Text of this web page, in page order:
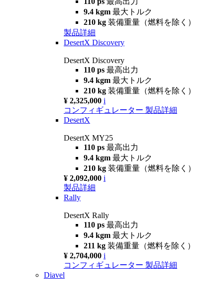
9.4 kgm 最大トルク
210 kg 装備重量（燃料を除く）
製品詳細
DesertX Discovery
DesertX Discovery
110 ps 最高出力
9.4 kgm 最大トルク
210 kg 装備重量（燃料を除く）
¥ 2,325,000 i
コンフィギュレーター 製品詳細
DesertX
DesertX MY25
110 ps 最高出力
9.4 kgm 最大トルク
210 kg 装備重量（燃料を除く）
¥ 2,092,000 i
製品詳細
Rally
DesertX Rally
110 ps 最高出力
9.4 kgm 最大トルク
211 kg 装備重量（燃料を除く）
¥ 2,704,000 i
コンフィギュレーター 製品詳細
Diavel